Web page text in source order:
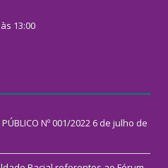
13:00
Nº 001/2022 6 de julho de